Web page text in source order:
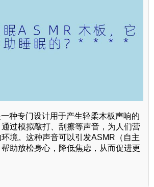
种专门设计用于产生轻柔木板声响的
过模拟敲打、刮擦等声音，为人们营
境。这种声音可以引发ASMR（自主
助放松身心，降低焦虑，从而促进更